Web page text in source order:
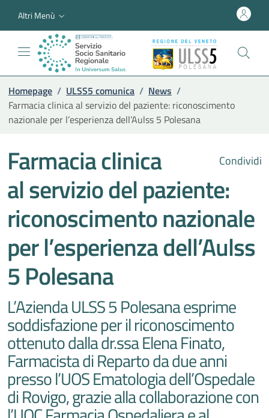
Altri Menù
Homepage / ULSS5 comunica / News /
Farmacia clinica al servizio del paziente: riconoscimento
nazionale per l’esperienza dell’Aulss 5 Polesana
Condividi
Farmacia clinica
al servizio del paziente:
riconoscimento nazionale
per l’esperienza dell’Aulss
5 Polesana
L’Azienda ULSS 5 Polesana esprime
soddisfazione per il riconoscimento
ottenuto dalla dr.ssa Elena Finato,
Farmacista di Reparto da due anni
presso l’UOS Ematologia dell’Ospedale
di Rovigo, grazie alla collaborazione con